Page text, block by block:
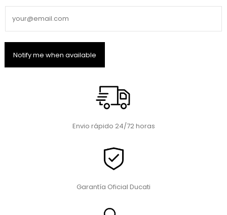
Envio rápido 24/72 horas
Garantía Oficial Ducati